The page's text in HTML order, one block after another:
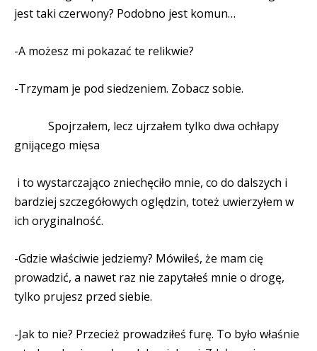
jest taki czerwony? Podobno jest komun…
-A możesz mi pokazać te relikwie?
-Trzymam je pod siedzeniem. Zobacz sobie.
Spojrzałem, lecz ujrzałem tylko dwa ochłapy
gnijącego mięsa
i to wystarczająco zniechęciło mnie, co do dalszych i
bardziej szczegółowych oględzin, toteż uwierzyłem w
ich oryginalność.
-Gdzie właściwie jedziemy? Mówiłeś, że mam cię
prowadzić, a nawet raz nie zapytałeś mnie o drogę,
tylko prujesz przed siebie.
-Jak to nie? Przecież prowadziłeś furę. To było właśnie